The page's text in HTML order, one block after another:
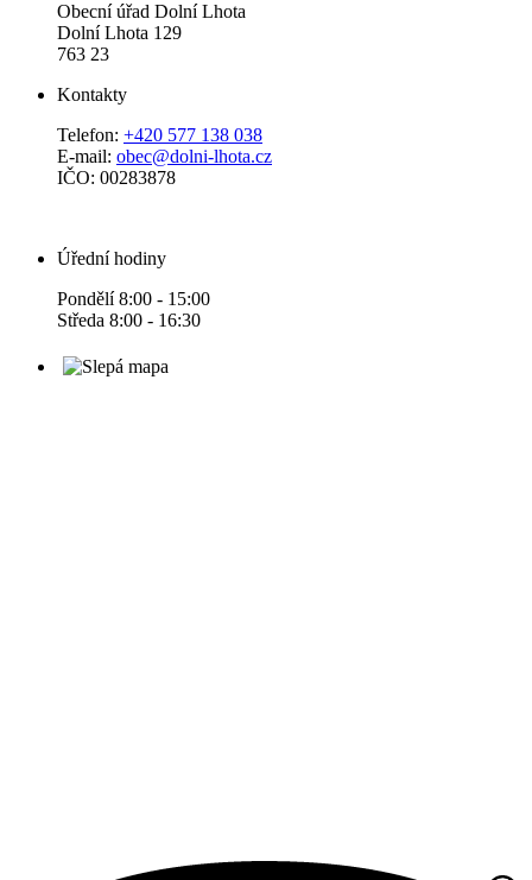
Obecní úřad Dolní Lhota
Dolní Lhota 129
763 23
Kontakty
Telefon: +420 577 138 038
E-mail: obec@dolni-lhota.cz
IČO: 00283878
Úřední hodiny
Pondělí 8:00 - 15:00
Středa 8:00 - 16:30